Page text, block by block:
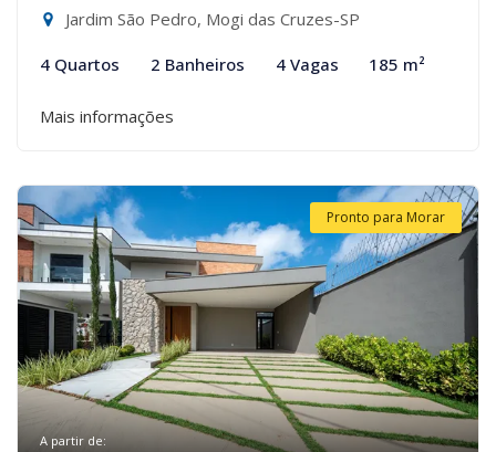
Jardim São Pedro, Mogi das Cruzes-SP
4 Quartos 2 Banheiros 4 Vagas 185 m²
Mais informações
Pronto para Morar
A partir de: